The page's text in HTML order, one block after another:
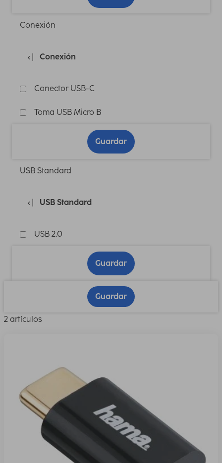
Conexión
Conexión
Conector USB-C
Toma USB Micro B
Guardar
USB Standard
USB Standard
USB 2.0
Guardar
Guardar
2 artículos